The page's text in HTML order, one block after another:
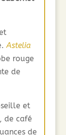
Astelia
rouge
de
et
de café
de